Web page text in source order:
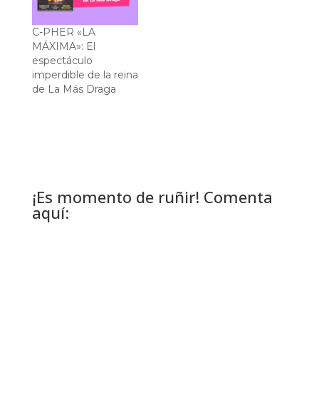
C-PHER «LA
MÁXIMA»: El
espectáculo
imperdible de la reina
de La Más Draga
¡Es momento de ruñir! Comenta
aquí: